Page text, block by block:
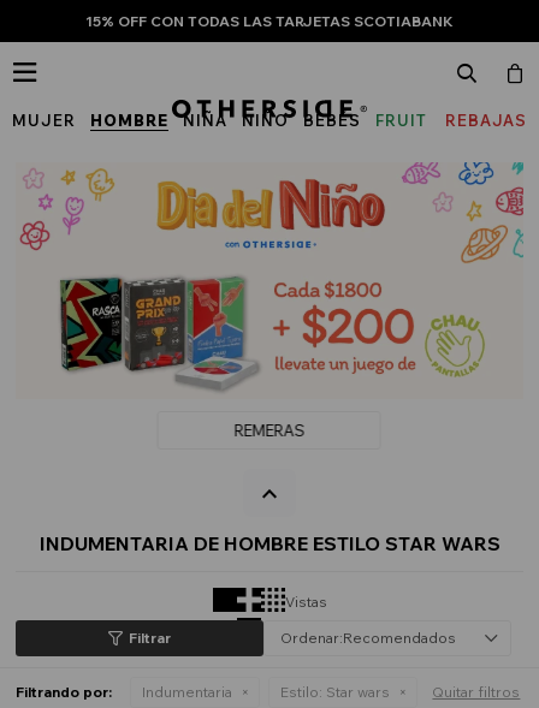
15% OFF CON TODAS LAS TARJETAS SCOTIABANK
MUJER HOMBRE NIÑA NIÑO BEBÉS
FRUIT
THE
LOOM
REBAJAS

REMERAS
INDUMENTARIA DE HOMBRE ESTILO STAR WARS
Vistas
Recomendados
Filtrando por: Indumentaria Estilo: Star wars Quitar filtros